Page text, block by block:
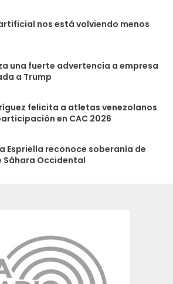
nos está volviendo menos
una fuerte advertencia a empresa
a Trump
felicita a atletas venezolanos
en CAC 2026
Espriella reconoce soberanía de
Sáhara Occidental